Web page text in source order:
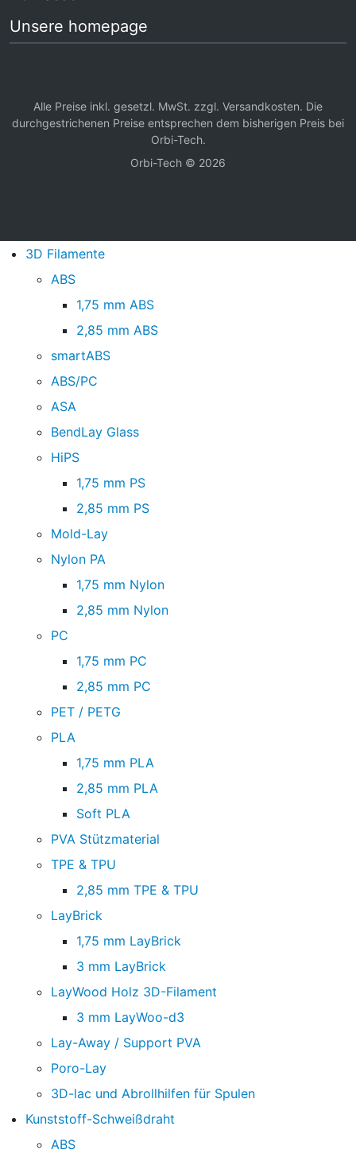
Unsere homepage
Alle Preise inkl. gesetzl. MwSt. zzgl. Versandkosten. Die
durchgestrichenen Preise entsprechen dem bisherigen Preis bei
Orbi-Tech.
Orbi-Tech © 2026
3D Filamente
ABS
1,75 mm ABS
2,85 mm ABS
smartABS
ABS/PC
ASA
BendLay Glass
HiPS
1,75 mm PS
2,85 mm PS
Mold-Lay
Nylon PA
1,75 mm Nylon
2,85 mm Nylon
PC
1,75 mm PC
2,85 mm PC
PET / PETG
PLA
1,75 mm PLA
2,85 mm PLA
Soft PLA
PVA Stützmaterial
TPE & TPU
2,85 mm TPE & TPU
LayBrick
1,75 mm LayBrick
3 mm LayBrick
LayWood Holz 3D-Filament
3 mm LayWoo-d3
Lay-Away / Support PVA
Poro-Lay
3D-lac und Abrollhilfen für Spulen
Kunststoff-Schweißdraht
ABS